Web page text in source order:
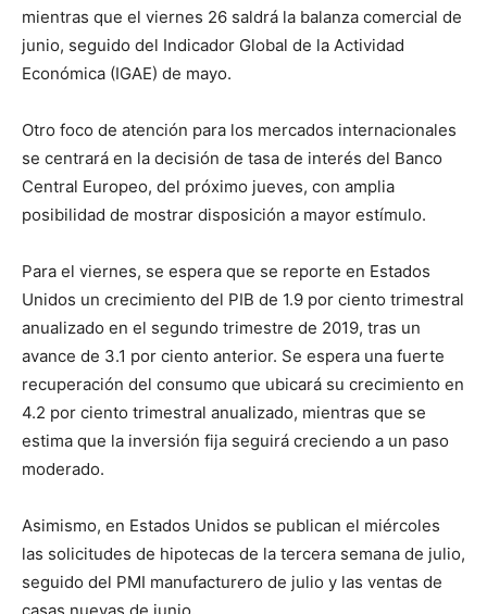
mientras que el viernes 26 saldrá la balanza comercial de
junio, seguido del Indicador Global de la Actividad
Económica (IGAE) de mayo.
Otro foco de atención para los mercados internacionales
se centrará en la decisión de tasa de interés del Banco
Central Europeo, del próximo jueves, con amplia
posibilidad de mostrar disposición a mayor estímulo.
Para el viernes, se espera que se reporte en Estados
Unidos un crecimiento del PIB de 1.9 por ciento trimestral
anualizado en el segundo trimestre de 2019, tras un
avance de 3.1 por ciento anterior. Se espera una fuerte
recuperación del consumo que ubicará su crecimiento en
4.2 por ciento trimestral anualizado, mientras que se
estima que la inversión fija seguirá creciendo a un paso
moderado.
Asimismo, en Estados Unidos se publican el miércoles
las solicitudes de hipotecas de la tercera semana de julio,
seguido del PMI manufacturero de julio y las ventas de